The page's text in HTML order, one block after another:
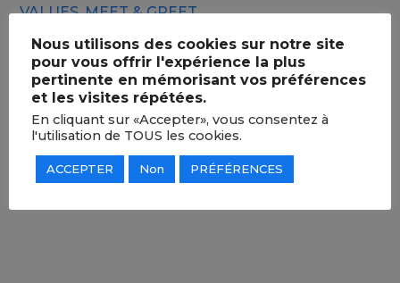
VALUES, MEET & GREET
Nous utilisons des cookies sur notre site
pour vous offrir l'expérience la plus
pertinente en mémorisant vos préférences
et les visites répétées.
En cliquant sur «Accepter», vous consentez à
l'utilisation de TOUS les cookies.
ACCEPTER Non PRÉFÉRENCES